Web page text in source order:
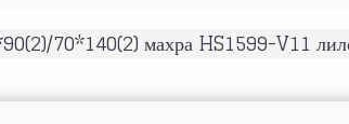
70*140(2) махра HS1599-V11